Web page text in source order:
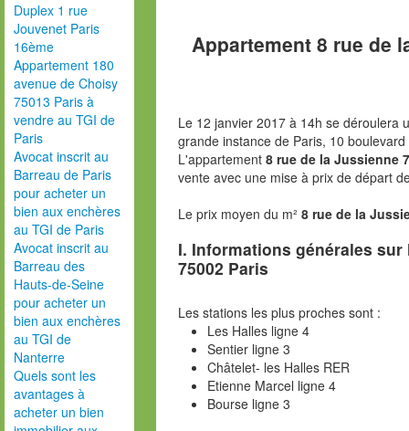
Duplex 1 rue
Jouvenet Paris
16ème
Appartement 180
avenue de Choisy
75013 Paris à
vendre au TGI de
Paris
Avocat inscrit au
Barreau de Paris
pour acheter un
bien aux enchères
au TGI de Paris
Avocat inscrit au
Barreau des
Hauts-de-Seine
pour acheter un
bien aux enchères
au TGI de
Nanterre
Quels sont les
avantages à
acheter un bien
Appartement 8 rue de
Le 12 janvier 2017 à 14h se déroulera
grande instance de Paris, 10
L'appartement 8 rue de la Jussienne
vente avec une mise à prix de départ
Le prix moyen du m² 8 rue de la
I. Informations générales
75002 Paris
Les stations les plus proches sont :
Les Halles ligne 4
Sentier ligne 3
Châtelet- les Halles RER
Etienne Marcel ligne 4
Bourse ligne 3